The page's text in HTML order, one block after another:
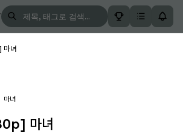
녀
마녀
마녀